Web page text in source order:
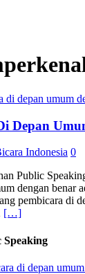
Depan
Indonesia 0
Public
dengan benar
pembicara di
[…]